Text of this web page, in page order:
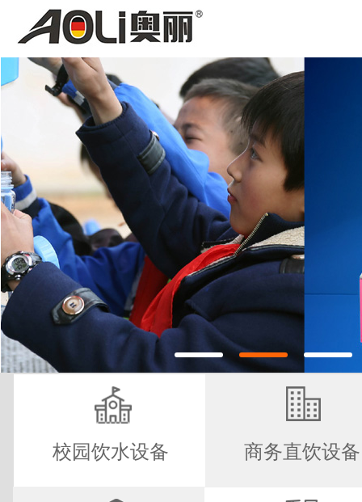
校园饮水设备 商务直饮设备